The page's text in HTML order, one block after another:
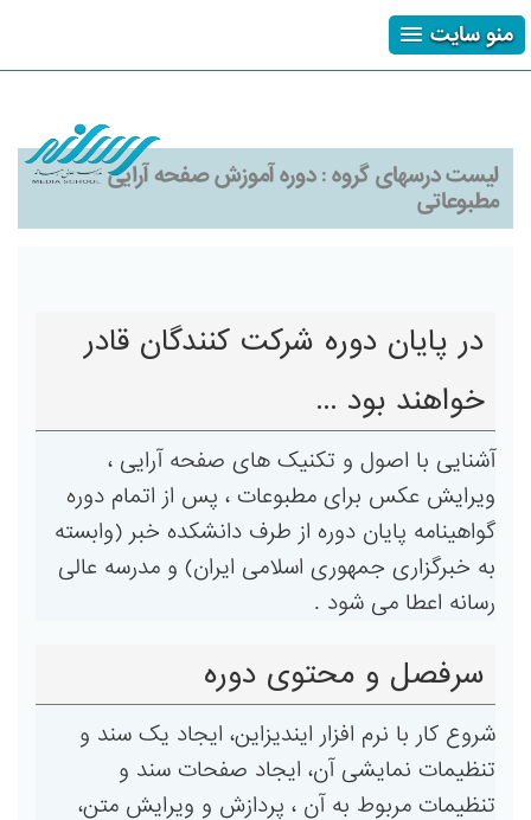
منو سایت
لیست درسهای گروه :دوره آموزش صفحه آرایی
مطبوعاتی
در پایان دوره شرکت کنندگان قادر
خواهند بود ...
آشنایی با اصول و تکنیک های صفحه آرایی ،
ویرایش عکس برای مطبوعات ، پس از اتمام دوره
گواهینامه پایان دوره از طرف دانشکده خبر (وابسته
به خبرگزاری جمهوری اسلامی ایران) و مدرسه عالی
رسانه اعطا می شود .
سرفصل و محتوی دوره
شروع کار با نرم افزار ایندیزاین، ایجاد یک سند و
تنظیمات نمایشی آن، ایجاد صفحات سند و
تنظیمات مربوط به آن ، پردازش و ویرایش متن،